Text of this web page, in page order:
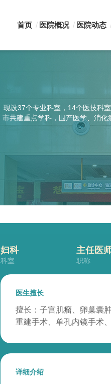
首页 医院概况 医院动态
现设37个专业科室，14个医技科
市共建重点学科，围产医学、消
妇科
科室
主任医
职称
医生擅长
擅长：子宫肌瘤、卵巢囊
重建手术、单孔内镜手术
详细介绍